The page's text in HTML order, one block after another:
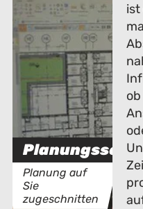
Planung auf
Sie
zugeschnitten
ist